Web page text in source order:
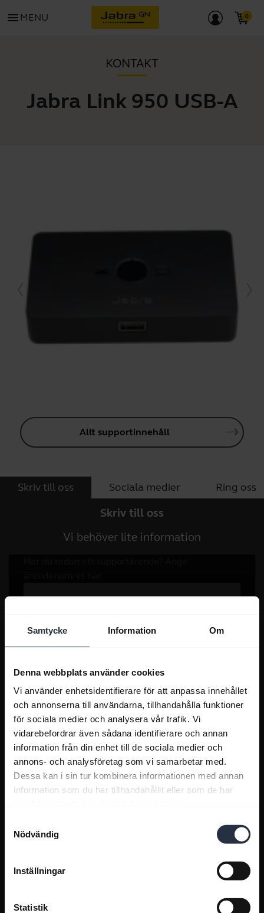
Samtycke Information Om
Denna webbplats använder cookies
Vi använder enhetsidentifierare för att anpassa innehållet
och annonserna till användarna, tillhandahålla funktioner
för sociala medier och analysera vår trafik. Vi
vidarebefordrar även sådana identifierare och annan
information från din enhet till de sociala medier och
annons- och analysföretag som vi samarbetar med.
Dessa kan i sin tur kombinera informationen med annan
information som du har tillhandahållit eller som de har
Nödvändig
Inställningar
Statistik
menu MENU
KONTAKT
Jabra Link 950 USB-A
Allt supportinnehåll
Skriv till oss Sociala medier Ring oss
Skriv till oss
Vi behöver lite information